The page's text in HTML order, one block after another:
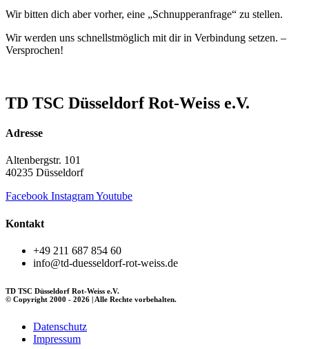
Wir bitten dich aber vorher, eine „Schnupperanfrage“ zu stellen.
Wir werden uns schnellstmöglich mit dir in Verbindung setzen. –
Versprochen!
TD TSC Düsseldorf Rot-Weiss e.V.
Adresse
Altenbergstr. 101
40235 Düsseldorf
Facebook InstagramYoutube
Kontakt
+49 211 687 854 60
info@td-duesseldorf-rot-weiss.de
TD TSC Düsseldorf Rot-Weiss e.V.
© Copyright 2000 - 2026 | Alle Rechte vorbehalten.
Datenschutz
Impressum